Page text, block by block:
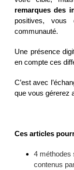
remarques des
positives,
communauté.
Une présence
en compte ces
C’est avec
que vous gérerez
Ces articles
4 méthodes
contenus